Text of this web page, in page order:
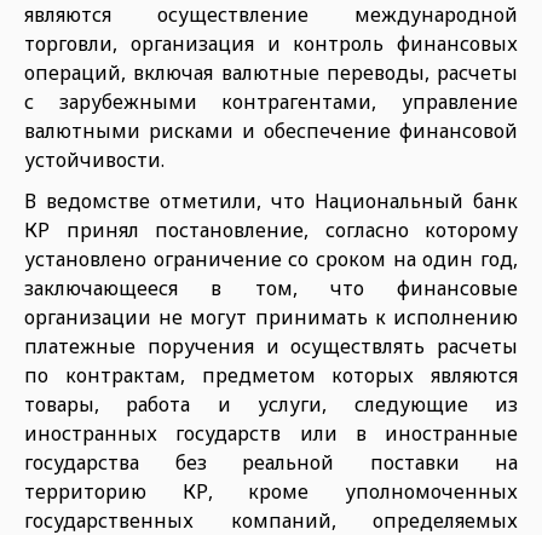
являются осуществление международной
торговли, организация и контроль финансовых
операций, включая валютные переводы, расчеты
с зарубежными контрагентами, управление
валютными рисками и обеспечение финансовой
устойчивости.
В ведомстве отметили, что Национальный банк
КР принял постановление, согласно которому
установлено ограничение со сроком на один год,
заключающееся в том, что финансовые
организации не могут принимать к исполнению
платежные поручения и осуществлять расчеты
по контрактам, предметом которых являются
товары, работа и услуги, следующие из
иностранных государств или в иностранные
государства без реальной поставки на
территорию КР, кроме уполномоченных
государственных компаний, определяемых